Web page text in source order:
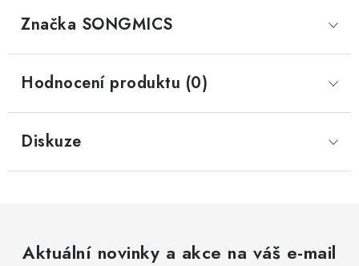
Značka SONGMICS
Hodnocení produktu (0)
Diskuze
Aktuální novinky a akce na váš e-mail